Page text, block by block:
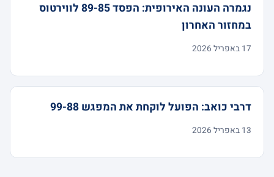
נגמרה העונה האירופית: הפסד 89-85 לווירטוס
במחזור האחרון
17 באפריל 2026
דרבי כואב: הפועל לוקחת את המפגש 99-88
13 באפריל 2026